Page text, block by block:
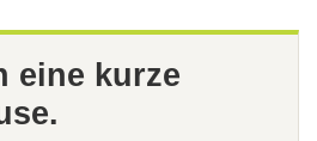
eine kurze